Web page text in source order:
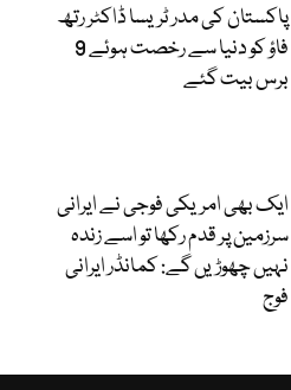
پاکستان کی مدر ٹریسا ڈاکٹر رتھ
فاؤ کو دنیا سے رخصت ہوئے 9
برس بیت گئے
ایک بھی امریکی فوجی نے ایرانی
سرزمین پر قدم رکھا تو اسے زندہ
نہیں چھوڑیں گے: کمانڈر ایرانی
فوج